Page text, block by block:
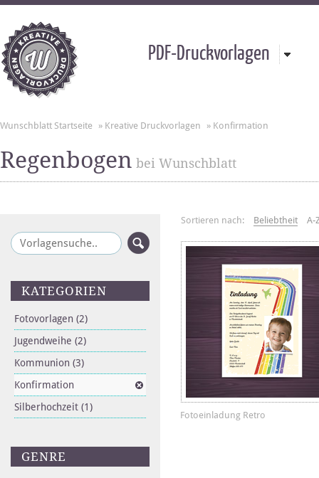
PDF-Druckvorlagen
Wunschblatt Startseite » Kreative Druckvorlagen » Konfirmation
Regenbogen bei Wunschblatt
KATEGORIEN
Fotovorlagen (2)
Jugendweihe (2)
Kommunion (3)
Konfirmation
Silberhochzeit (1)
GENRE
Sortieren nach: Beliebtheit A-
Fotoeinladung Retro